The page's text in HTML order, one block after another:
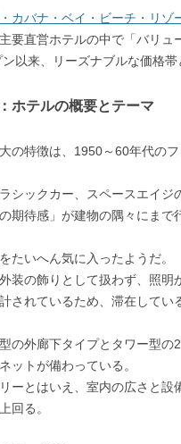
カバナ・ベイ・ビーチ・リゾ
要直営ホテルの中で「バリュ
以来、リーズナブルな価格帯
ホテルの概要とテーマ
の特徴は、1950～60年代の
シックカー、スペースエイ
期待感」が建物の隅々にまで
たいへん気に入ったようだ。
装の飾りとして扱わず、照
されているため、滞在してい
の外廊下タイプとタワー型
ットが備わっている。
ーとはいえ、室内の広さと
回る。